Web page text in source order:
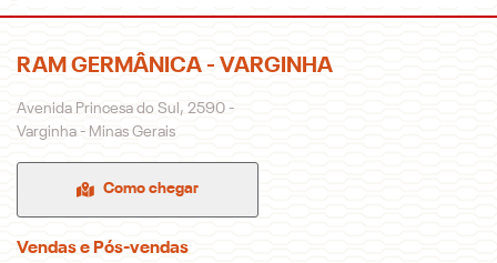
RAM GERMÂNICA - VARGINHA
Avenida Princesa do Sul, 2590 -
Varginha - Minas Gerais
Como chegar
Vendas e Pós-vendas